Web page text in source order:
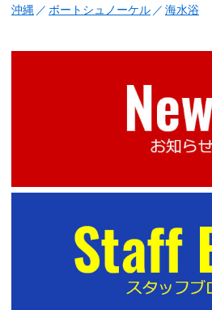
沖縄
ボートシュノーケル 海水浴